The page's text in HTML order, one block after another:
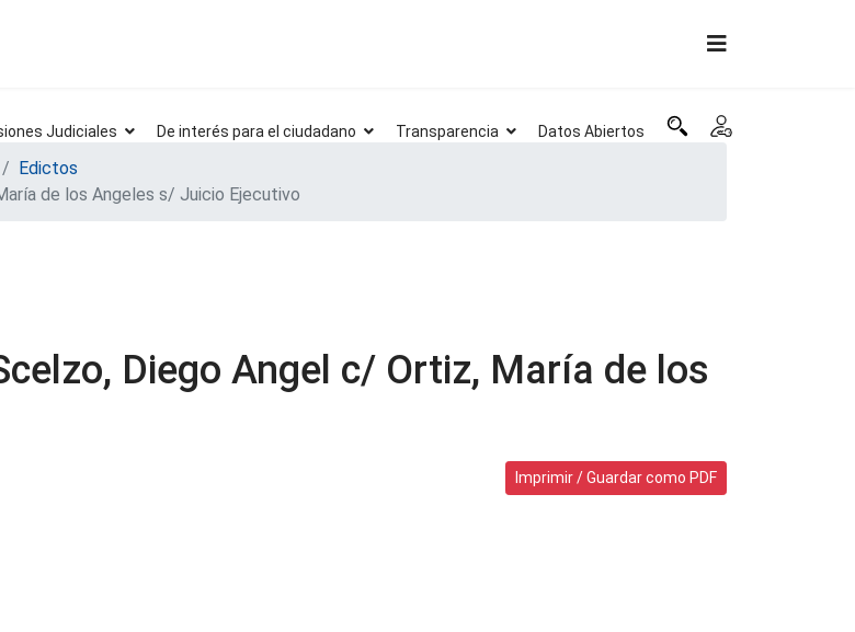
Judiciales De interés para el ciudadano Transparencia Datos Abiertos
Edictos
de los Angeles s/ Juicio Ejecutivo
Diego Angel c/ Ortiz, María de los
Imprimir / Guardar como PDF